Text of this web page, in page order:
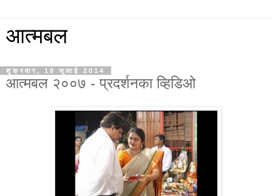
आत्मबल
शुक्रवार, 18 जुलाई 2014
आत्मबल २००७ - प्रदर्शनका व्हिडिओ